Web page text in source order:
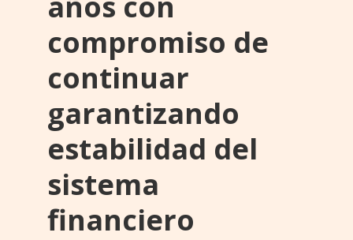
compromiso de
continuar
garantizando
estabilidad del
sistema
financiero